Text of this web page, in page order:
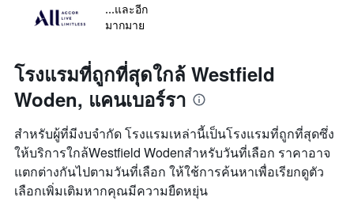
...และอีก
มากมาย
โรงแรมที่ถูกที่สุดใกล้ Westfield
Woden, แคนเบอร์รา
สำหรับผู้ที่มีงบจำกัด โรงแรมเหล่านี้เป็นโรงแรมที่ถูกที่สุดซึ่ง
ให้บริการใกล้Westfield Wodenสำหรับวันที่เลือก ราคาอาจ
แตกต่างกันไปตามวันที่เลือก ให้ใช้การค้นหาเพื่อเรียกดูตัว
เลือกเพิ่มเติมหากคุณมีความยืดหยุ่น